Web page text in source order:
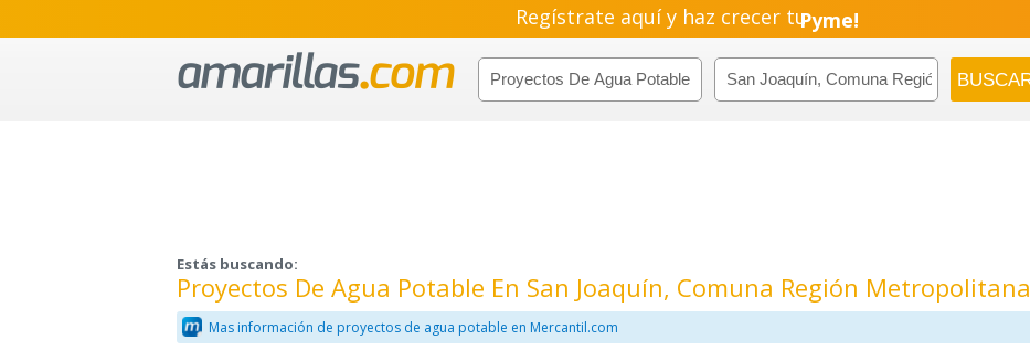
Regístrate aquí y haz crecer tuPyme!
Emprendimiento!
Estás buscando:
Proyectos De Agua Potable En San Joaquín, Comuna Región Metropolitana
Mas información de proyectos de agua potable en Mercantil.com